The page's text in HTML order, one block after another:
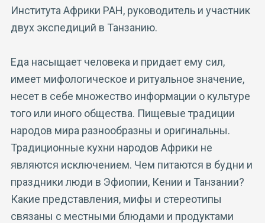
Института Африки РАН, руководитель и участник
двух экспедиций в Танзанию.
Еда насыщает человека и придает ему сил,
имеет мифологическое и ритуальное значение,
несет в себе множество информации о культуре
того или иного общества. Пищевые традиции
народов мира разнообразны и оригинальны.
Традиционные кухни народов Африки не
являются исключением. Чем питаются в будни и
праздники люди в Эфиопии, Кении и Танзании?
Какие представления, мифы и стереотипы
связаны с местными блюдами и продуктами